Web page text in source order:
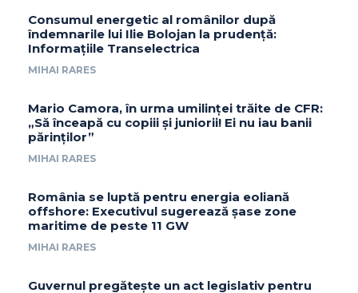
Consumul energetic al românilor după
îndemnarile lui Ilie Bolojan la prudență:
Informațiile Transelectrica
MIHAI RARES
Mario Camora, în urma umilinței trăite de CFR:
„Să înceapă cu copiii și juniorii! Ei nu iau banii
părinților”
MIHAI RARES
România se luptă pentru energia eoliană
offshore: Executivul sugerează șase zone
maritime de peste 11 GW
MIHAI RARES
Guvernul pregătește un act legislativ pentru